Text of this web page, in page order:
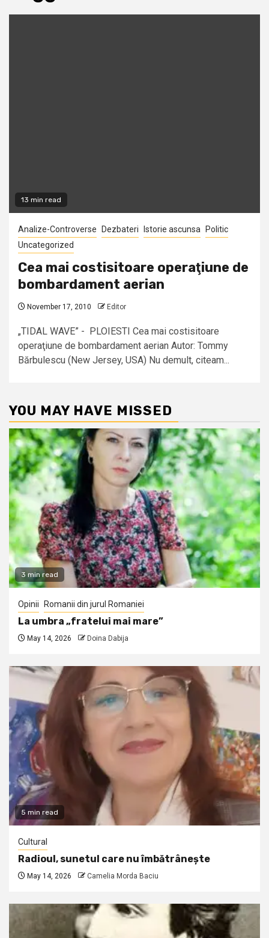
13 min read
Analize-Controverse Dezbateri Istorie ascunsa
Politic
Uncategorized
Cea mai costisitoare operaţiune de
bombardament aerian
November 17, 2010 Editor
„TIDAL WAVE” - PLOIESTI Cea mai costisitoare
operaţiune de bombardament aerian Autor: Tommy
Bărbulescu (New Jersey, USA) Nu demult, citeam...
YOU MAY HAVE MISSED
3 min read
Opinii Romanii din jurul Romaniei
La umbra „fratelui mai mare”
May 14, 2026 Doina Dabija
5 min read
Cultural
Radioul, sunetul care nu îmbătrânește
May 14, 2026 Camelia Morda Baciu